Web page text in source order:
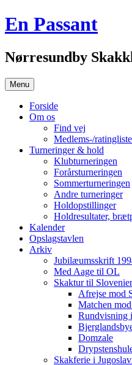
Hop
til
En Passant
Nørresundby
Menu
Forside
Om os
Find vej
Medlems-/ratingliste
Turneringer & hold
Klubturneringen
Forårsturneringen
Sommerturneringen
Andre turneringer
Holdopstillinger
Holdresultater,
Kalender
Opslagstavlen
Arkiv
Jubilæumsskrift
Med Aage til OL
Skaktur til
Afrejse mod
Matchen
Rundvisning
Domzale
Skakferie i